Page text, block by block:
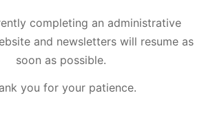
completing an administrative
and newsletters will resume as
soon as possible.
you for your patience.